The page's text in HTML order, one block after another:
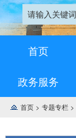
首页
政务服务
首页 > 专题专栏 >